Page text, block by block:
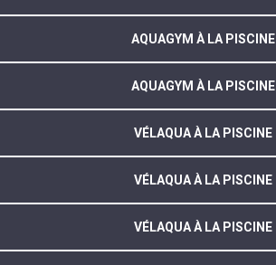
AQUAGYM À LA PISCINE
AQUAGYM À LA PISCINE
VÉLAQUA À LA PISCINE
VÉLAQUA À LA PISCINE
VÉLAQUA À LA PISCINE